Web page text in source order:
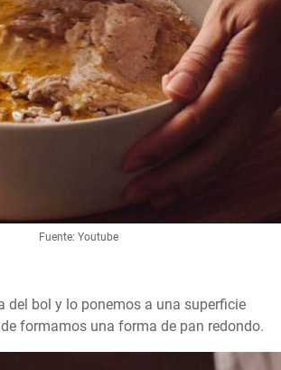
Fuente: Youtube
del bol y lo ponemos a una superficie
formamos una forma de pan redondo.